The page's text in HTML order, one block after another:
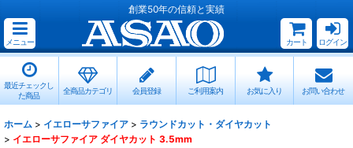
創業50年の信頼と実績
メニュー カート ログイン
最近チェックし
た商品
全商品カテゴリ 会員登録 ご利用案内 お気に入り お問い合わせ
ホーム > イエローサファイア > ラウンドカット・ダイヤカット
> イエローサファイア ダイヤカット 3.5mm